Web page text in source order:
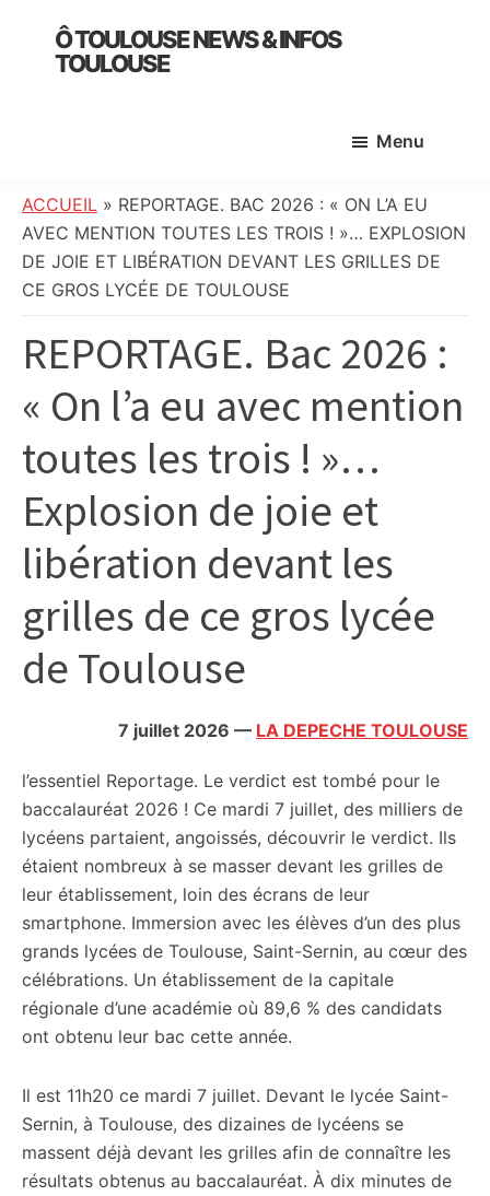
primary
Ô TOULOUSE NEWS & INFOS
TOULOUSE
:
info
locale,
société,
politique,
météo,
faits
et
citoyennes
Menu
ACCUEIL » REPORTAGE. BAC 2026 : « ON L’A EU
AVEC MENTION TOUTES LES TROIS ! »… EXPLOSION
DE JOIE ET LIBÉRATION DEVANT LES GRILLES DE
CE GROS LYCÉE DE TOULOUSE
REPORTAGE. Bac 2026 :
« On l’a eu avec mention
toutes les trois ! »…
Explosion de joie et
libération devant les
grilles de ce gros lycée
de Toulouse
7 juillet 2026 — LA DEPECHE TOULOUSE
l’essentiel Reportage. Le verdict est tombé pour le
baccalauréat 2026 ! Ce mardi 7 juillet, des milliers de
lycéens partaient, angoissés, découvrir le verdict. Ils
étaient nombreux à se masser devant les grilles de
leur établissement, loin des écrans de leur
smartphone. Immersion avec les élèves d’un des plus
grands lycées de Toulouse, Saint-Sernin, au cœur des
célébrations. Un établissement de la capitale
régionale d’une académie où 89,6 % des candidats
ont obtenu leur bac cette année.
Il est 11h20 ce mardi 7 juillet. Devant le lycée Saint-
Sernin, à Toulouse, des dizaines de lycéens se
massent déjà devant les grilles afin de connaître les
résultats obtenus au baccalauréat. À dix minutes de